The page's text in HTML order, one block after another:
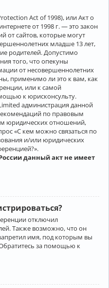
Act of 1998), или Акт о
от 1998 г. — это закон
от сайтов, которые могут
младше 13 лет,
родителей. Допустимо
того, что опекуны
от несовершеннолетних
применимо ли это к вам, как
или к самой
к юрисконсульту.
администрация данной
по правовым
юридических отношений,
«С кем можно связаться по
и/или юридических
данный акт не имеет
отключил
Также возможно, что он
имя, под которым вы
за помощью к